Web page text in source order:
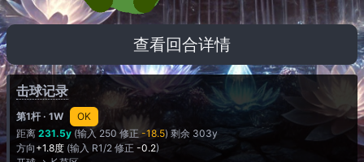
查看回合详情
击球记录
第1杆· 1W
OK
距离 231.5y (输入 250 修正-18.5) 剩余 303y
方向 +1.8度 (输入 R1/2 修正 -0.2)